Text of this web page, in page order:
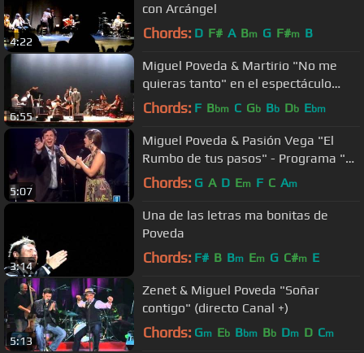
4:22
con Arcángel
Chords: D F# A Bm G F#m B
6:55
Miguel Poveda & Martirio "No me
quieras tanto" en el espectáculo
"Romance de valentía"-08.07.2005
Chords: F Bbm C Gb Bb Db Ebm
5:07
Miguel Poveda & Pasión Vega "El
Rumbo de tus pasos" - Programa "La
Noche de Quintero" - 31.01.2007
Chords: G A D Em F C Am
3:14
Una de las letras ma bonitas de
Poveda
Chords: F# B Bm Em G C#m E
5:13
Zenet & Miguel Poveda "Soñar
contigo" (directo Canal +)
Chords: Gm Eb Bbm Bb Dm D Cm